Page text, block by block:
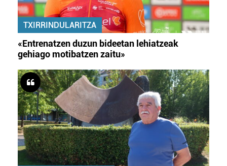
TXIRRINDULARITZA
«Entrenatzen duzun bideetan lehiatzeak
gehiago motibatzen zaitu»